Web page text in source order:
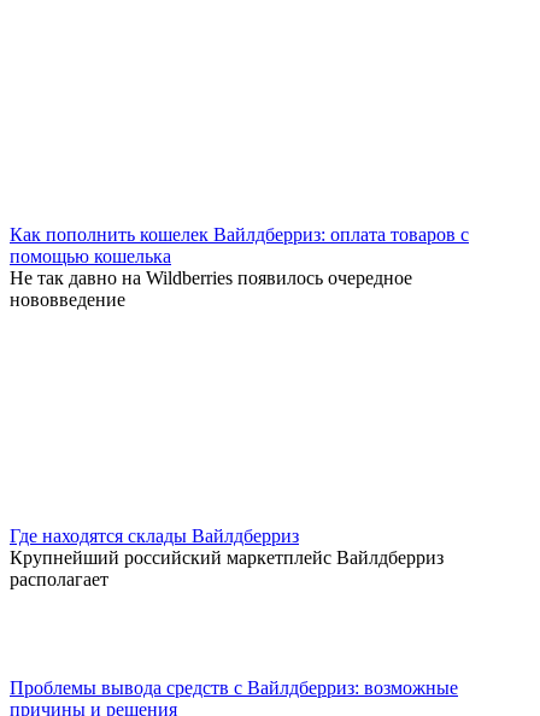
Как пополнить кошелек Вайлдберриз: оплата товаров с
помощью кошелька
Не так давно на Wildberries появилось очередное
нововведение
Где находятся склады Вайлдберриз
Крупнейший российский маркетплейс Вайлдберриз
располагает
Проблемы вывода средств с Вайлдберриз: возможные
причины и решения